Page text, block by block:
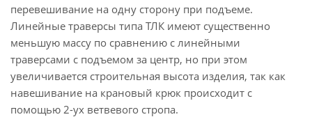
перевешивание на одну сторону при подъеме.
Линейные траверсы типа ТЛК имеют существенно
меньшую массу по сравнению с линейными
траверсами с подъемом за центр, но при этом
увеличивается строительная высота изделия, так как
навешивание на крановый крюк происходит с
помощью 2-ух ветвевого стропа.